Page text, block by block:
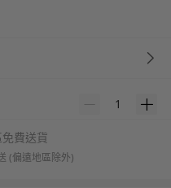
1
費送貨
(偏遠地區除外)